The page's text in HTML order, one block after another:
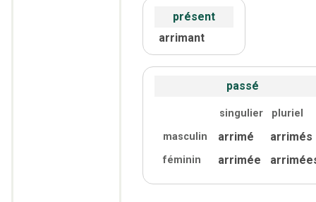
présent
arrimant
passé
singulier
pluriel
masculin
arrimé arrimés
féminin arrimée